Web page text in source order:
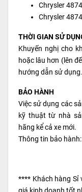
Chrysler
Chrysler
THỜI GIAN SỬ
Khuyến nghị cho
hoặc lâu hơn (lên
hướng dẫn sử dụng.
BẢO HÀNH
Việc sử dụng các
kỹ thuật từ nhà
hãng kể cả xe mới.
Thông tin bảo
**** Khách hàng Sỉ